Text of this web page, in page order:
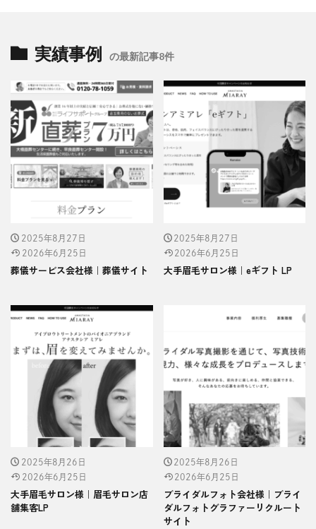
実績事例 の最新記事8件
2025年8月27日
2026年6月25日
葬儀サービス会社様｜葬儀サイト
2025年8月27日
2026年6月25日
大手眉毛サロン様｜eギフト LP
2025年8月26日
2026年6月25日
大手眉毛サロン様｜眉毛サロン店
舗集客LP
2025年8月26日
2026年6月25日
ブライダルフォト会社様｜ブライ
ダルフォトグラファーリクルート
サイト